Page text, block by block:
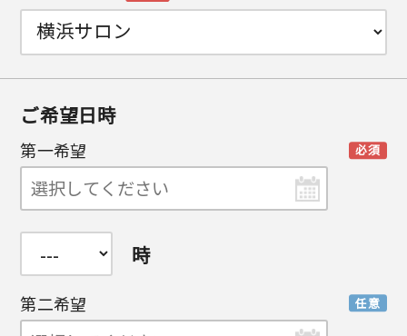
ご希望日時
第一希望 必須
時
第二希望 任意